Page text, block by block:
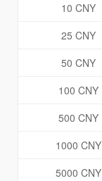
10 CNY
25 CNY
50 CNY
100 CNY
500 CNY
1000 CNY
5000 CNY